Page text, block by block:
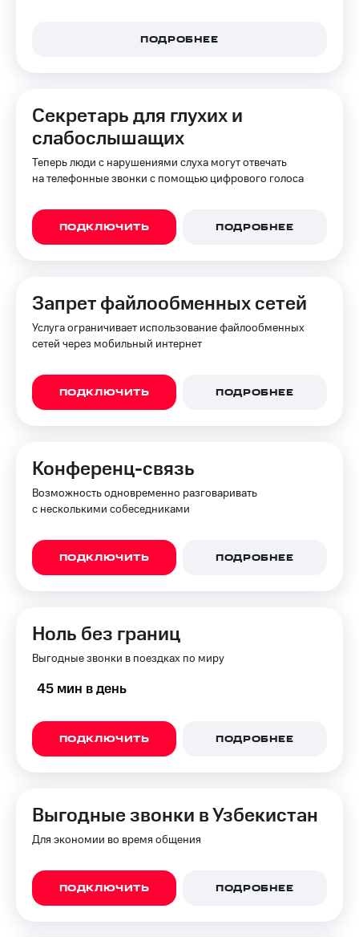
ПОДРОБНЕЕ
Секретарь для глухих и
слабослышащих
Теперь люди с нарушениями слуха могут отвечать
на телефонные звонки с помощью цифрового голоса
ПОДКЛЮЧИТЬ ПОДРОБНЕЕ
Запрет файлообменных сетей
Услуга ограничивает использование файлообменных
сетей через мобильный интернет
ПОДКЛЮЧИТЬ ПОДРОБНЕЕ
Конференц-связь
Возможность одновременно разговаривать
с несколькими собеседниками
ПОДКЛЮЧИТЬ ПОДРОБНЕЕ
Ноль без границ
Выгодные звонки в поездках по миру
45 мин в день
ПОДКЛЮЧИТЬ ПОДРОБНЕЕ
Выгодные звонки в Узбекистан
Для экономии во время общения
ПОДКЛЮЧИТЬ ПОДРОБНЕЕ